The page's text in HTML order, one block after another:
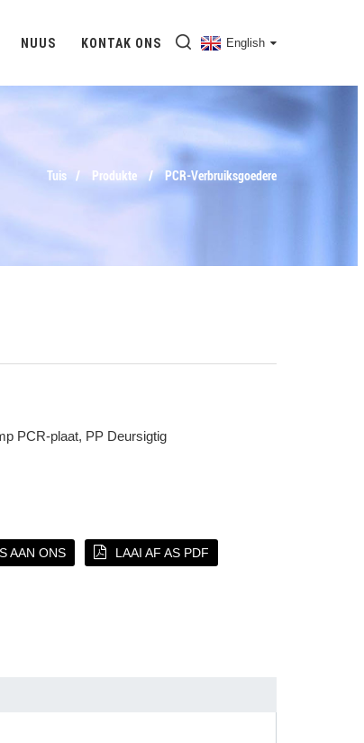
NUUS KONTAK ONS English
Tuis Produkte PCR-Verbruiksgoedere
PCR-plaat, PP Deursigtig
AAN ONS LAAI AF AS PDF